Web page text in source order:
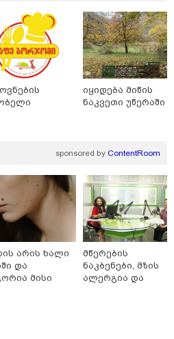
შესული დედა-
ბორტზე: პოლიციამ
- რა ინფორმაციას
იყიდება მიწის
ნაკვეთი უწერაში
sponsored by ContentRoom
არის ხალი
და
მისი
მწერების
ნაკბენები, მზის
ალერგია და